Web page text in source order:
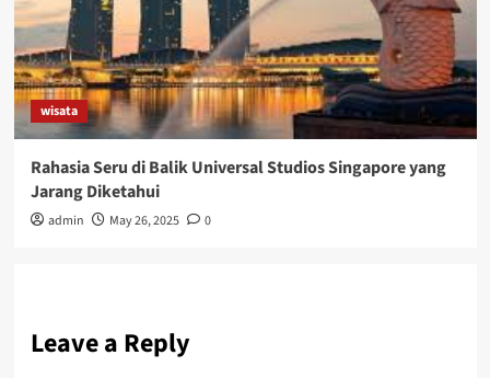
wisata
Rahasia Seru di Balik Universal Studios Singapore yang
Jarang Diketahui
admin May 26, 2025 0
Leave a Reply